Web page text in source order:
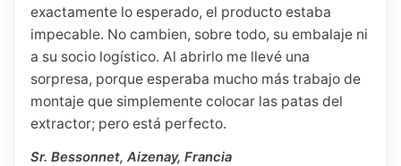
exactamente lo esperado, el producto estaba
impecable. No cambien, sobre todo, su embalaje ni
a su socio logístico. Al abrirlo me llevé una
sorpresa, porque esperaba mucho más trabajo de
montaje que simplemente colocar las patas del
extractor; pero está perfecto.
Sr. Bessonnet, Aizenay, Francia